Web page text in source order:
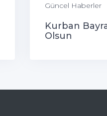
Güncel Haberler
Kurban
Olsun